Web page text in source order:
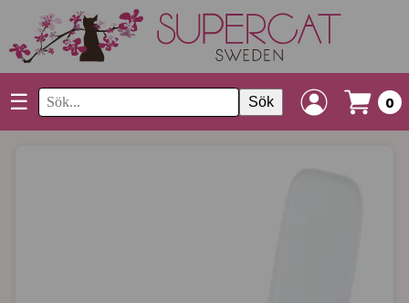
☰ Sök 0